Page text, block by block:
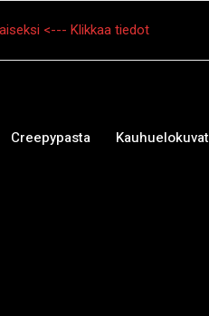
<--- Klikkaa tiedot
Creepypasta Kauhuelokuvat